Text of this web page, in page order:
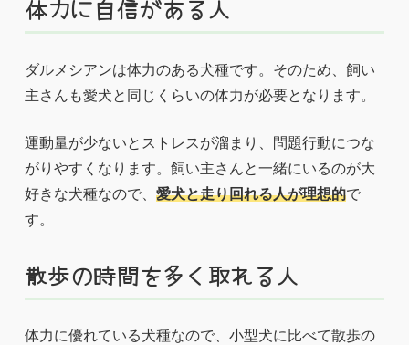
体力に自信がある人
ダルメシアンは体力のある犬種です。そのため、飼い
主さんも愛犬と同じくらいの体力が必要となります。
運動量が少ないとストレスが溜まり、問題行動につな
がりやすくなります。飼い主さんと一緒にいるのが大
好きな犬種なので、 愛犬と走り回れる人が理想的で
す。
散歩の時間を多く取れる人
体力に優れている犬種なので、小型犬に比べて散歩の